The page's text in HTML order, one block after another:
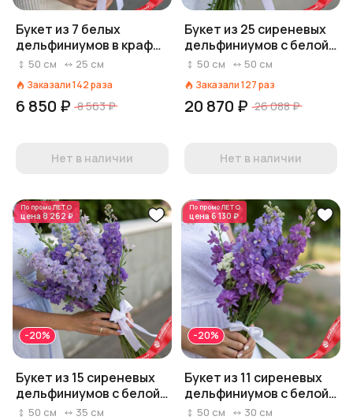
Букет из 7 белых
дельфиниумов в крафте
с белой лентой
50 см 25 см
Заказали142раза
6 850 ₽ 8 563 ₽
Нет в наличии
Букет из 25 сиреневых
дельфиниумов с белой
лентой
50 см 50 см
Заказали127раз
20 870 ₽ 26 088 ₽
Нет в наличии
По промоЛЕТО
цена 8 262 ₽
-20%
Букет из 15 сиреневых
дельфиниумов с белой
лентой
50 см 35 см
По промоЛЕТО
цена6 130 ₽
-20%
Букет из 11 сиреневых
дельфиниумов с белой
лентой
50 см 30 см